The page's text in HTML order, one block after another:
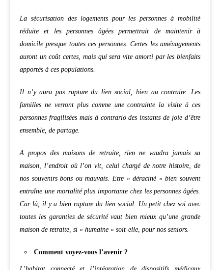
La sécurisation des logements pour les personnes à mobilité
réduite et les personnes âgées permettrait de maintenir à
domicile presque toutes ces personnes. Certes les aménagements
auront un coût certes, mais qui sera vite amorti par les bienfaits
apportés à ces populations.
Il n’y aura pas rupture du lien social, bien au contraire. Les
familles ne verront plus comme une contrainte la visite à ces
personnes fragilisées mais à contrario des instants de joie d’être
ensemble, de partage.
A propos des maisons de retraite, rien ne vaudra jamais sa
maison, l’endroit où l’on vit, celui chargé de notre histoire, de
nos souvenirs bons ou mauvais. Etre « déraciné » bien souvent
entraîne une mortalité plus importante chez les personnes âgées.
Car là, il y a bien rupture du lien social. Un petit chez soi avec
toutes les garanties de sécurité vaut bien mieux qu’une grande
maison de retraite, si « humaine » soit-elle, pour nos seniors
Comment voyez-vous l’avenir ?